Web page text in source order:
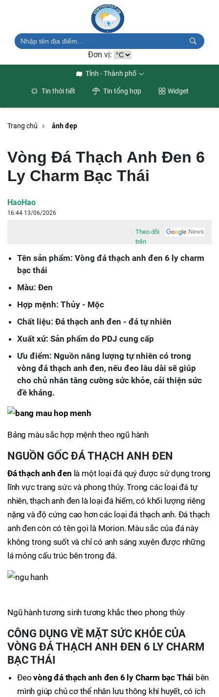
Đơn vị:
Tỉnh - Thành phố
Tin thời tiết Tin tổng hợp Widget
Trang chủ ảnh đẹp
Vòng Đá Thạch Anh Đen 6
Ly Charm Bạc Thái
HaoHao
16:44 13/06/2026
Theo dõi
trên
Tên sản phẩm: Vòng đá thạch anh đen 6 ly charm
bạc thái
Màu: Đen
Hợp mệnh: Thủy - Mộc
Chất liệu: Đá thạch anh đen - đá tự nhiên
Xuất xứ: Sản phẩm do PDJ cung cấp
Ưu điểm: Nguồn năng lượng tự nhiên có trong
vòng đá thạch anh đen, nếu đeo lâu dài sẽ giúp
cho chủ nhân tăng cường sức khỏe, cải thiện sức
đề kháng.
Bảng màu sắc hợp mệnh theo ngũ hành
NGUỒN GỐC ĐÁ THẠCH ANH ĐEN
Đá thạch anh đen là một loại đá quý được sử dụng trong
lĩnh vực trang sức và phong thủy. Trong các loại đá tự
nhiên, thạch anh đen là loại đá hiếm, có khối lượng riêng
nặng và độ cứng cao hơn các loại đá thạch anh. Đá thạch
anh đen còn có tên gọi là Morion. Màu sắc của đá này
không trong suốt và chỉ có anh sáng xuyên được những
lá mỏng cấu trúc bên trong đá.
Ngũ hành tương sinh tương khắc theo phong thủy
CÔNG DỤNG VỀ MẶT SỨC KHỎE CỦA
VÒNG ĐÁ THẠCH ANH ĐEN 6 LY CHARM
BẠC THÁI
Đeovòng đá thạch anh đen 6 ly Charm bạc Thái bên
mình giúp chủ cơ thể nhân lưu thông khí huyết, có ích